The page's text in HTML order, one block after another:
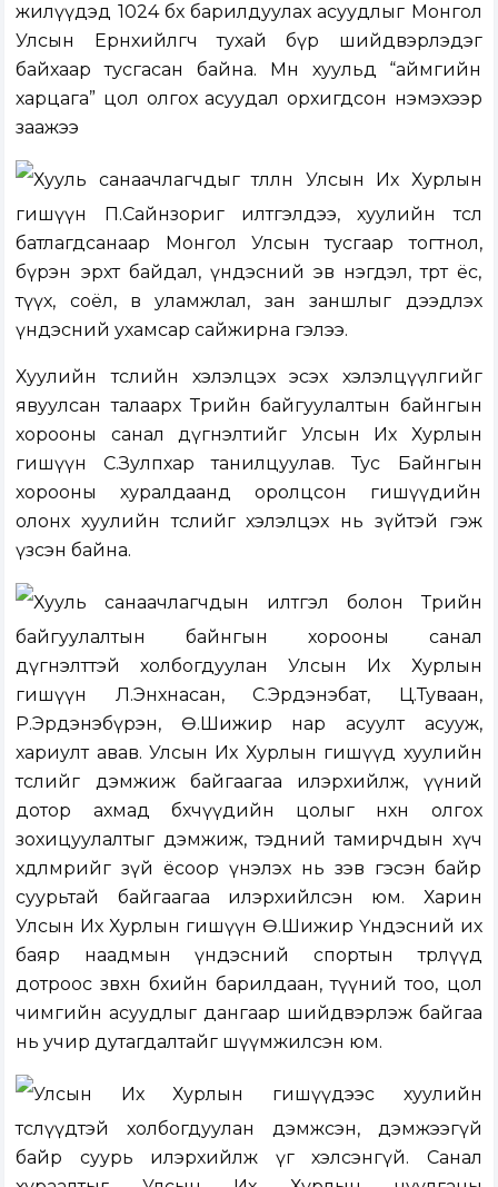
жилүүдэд 1024 бөх барилдуулах асуудлыг Монгол
Улсын Ерөнхийлөгч тухай бүр шийдвэрлэдэг
байхаар тусгасан байна. Мөн хуульд “аймгийн
харцага” цол олгох асуудал орхигдсон нэмэхээр
заажээ
Хууль санаачлагчдыг төлөөлөн Улсын Их Хурлын
гишүүн П.Сайнзориг илтгэлдээ, хуулийн төсөл
батлагдсанаар Монгол Улсын тусгаар тогтнол,
бүрэн эрхт байдал, үндэсний эв нэгдэл, төрт ёс,
түүх, соёл, өв уламжлал, зан заншлыг дээдлэх
үндэсний ухамсар сайжирна гэлээ.
Хуулийн төслийн хэлэлцэх эсэх хэлэлцүүлгийг
явуулсан талаарх Төрийн байгуулалтын байнгын
хорооны санал дүгнэлтийг Улсын Их Хурлын
гишүүн С.Зулпхар танилцуулав. Тус Байнгын
хорооны хуралдаанд оролцсон гишүүдийн
олонх хуулийн төслийг хэлэлцэх нь зүйтэй гэж
үзсэн байна.
Хууль санаачлагчдын илтгэл болон Төрийн
байгуулалтын байнгын хорооны санал
дүгнэлттэй холбогдуулан Улсын Их Хурлын
гишүүн Л.Энхнасан, С.Эрдэнэбат, Ц.Туваан,
Р.Эрдэнэбүрэн, Ө.Шижир нар асуулт асууж,
хариулт авав. Улсын Их Хурлын гишүүд хуулийн
төслийг дэмжиж байгаагаа илэрхийлж, үүний
дотор ахмад бөхчүүдийн цолыг нөхөн олгох
зохицуулалтыг дэмжиж, тэдний тамирчдын хүч
хөдөлмөрийг зүй ёсоор үнэлэх нь зэв гэсэн байр
суурьтай байгаагаа илэрхийлсэн юм. Харин
Улсын Их Хурлын гишүүн Ө.Шижир Үндэсний их
баяр наадмын үндэсний спортын төрлүүд
дотроос зөвхөн бөхийн барилдаан, түүний тоо, цол
чимгийн асуудлыг дангаар шийдвэрлэж байгаа
нь учир дутагдалтайг шүүмжилсэн юм.
Улсын Их Хурлын гишүүдээс хуулийн
төслүүдтэй холбогдуулан дэмжсэн, дэмжээгүй
байр суурь илэрхийлж үг хэлсэнгүй. Санал